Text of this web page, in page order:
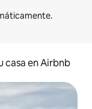
casa en Airbnb